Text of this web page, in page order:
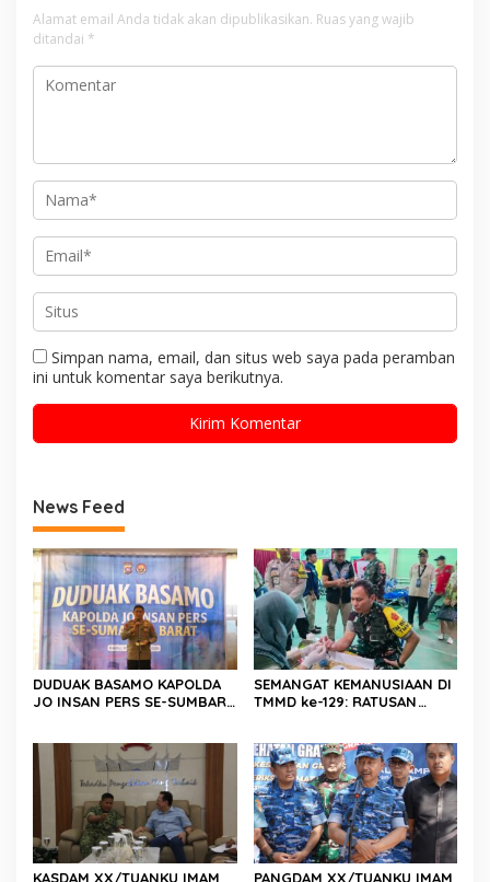
Alamat email Anda tidak akan dipublikasikan. Ruas yang wajib
ditandai *
Simpan nama, email, dan situs web saya pada peramban
ini untuk komentar saya berikutnya.
News Feed
DUDUAK BASAMO KAPOLDA
JO INSAN PERS SE-SUMBAR,
Polri dan Media Demi
Kepentingan Masyarakat
SEMANGAT KEMANUSIAAN DI
TMMD ke-129: RATUSAN
KASDAM XX/TUANKU IMAM
PANGDAM XX/TUANKU IMAM